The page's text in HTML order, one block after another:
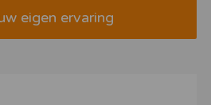
eigen ervaring